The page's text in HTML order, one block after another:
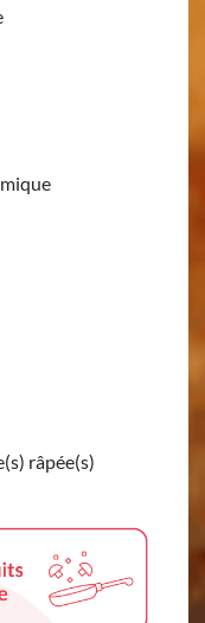
râpée(s)